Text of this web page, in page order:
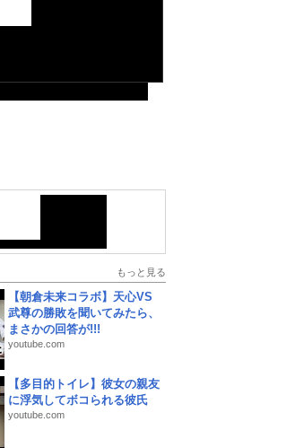
もっと見る
【朝倉未来コラボ】天心VS
武尊の勝敗を聞いてみたら、
まさかの回答が!!!
youtube.com
【多目的トイレ】彼女の親友
に浮気してボコられる彼氏
youtube.com